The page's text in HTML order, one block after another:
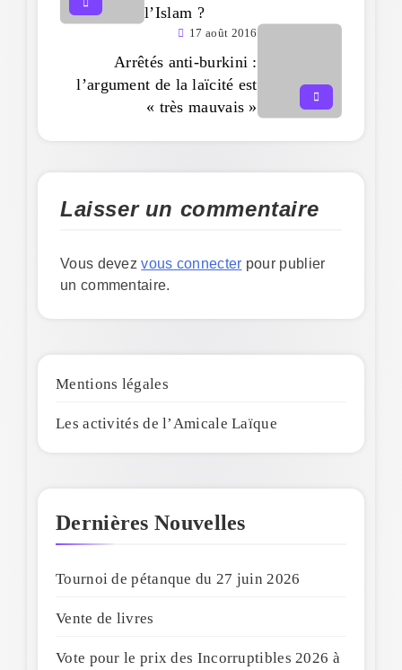
l’Islam ?
17 août 2016
Arrêtés anti-burkini :
l’argument de la laïcité est
« très mauvais »
Laisser un commentaire
Vous devezvous connecter pour publier
un commentaire.
Mentions légales
Les activités de l’Amicale Laïque
Dernières Nouvelles
Tournoi de pétanque du 27 juin 2026
Vente de livres
Vote pour le prix des Incorruptibles 2026 à